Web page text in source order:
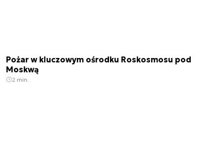
Pożar w kluczowym ośrodku Roskosmosu pod
Moskwą
2 min.